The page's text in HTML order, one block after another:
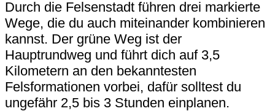
Durch die Felsenstadt führen drei markierte
Wege, die du auch miteinander kombinieren
kannst. Der grüne Weg ist der
Hauptrundweg und führt dich auf 3,5
Kilometern an den bekanntesten
Felsformationen vorbei, dafür solltest du
ungefähr 2,5 bis 3 Stunden einplanen.